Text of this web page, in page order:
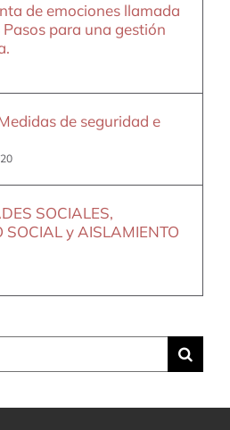
de emociones llamada
para una gestión
de seguridad e
SOCIALES,
SOCIAL y AISLAMIENTO